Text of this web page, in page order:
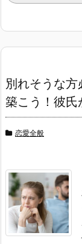
別れそうな
築こう！彼氏
恋愛全般